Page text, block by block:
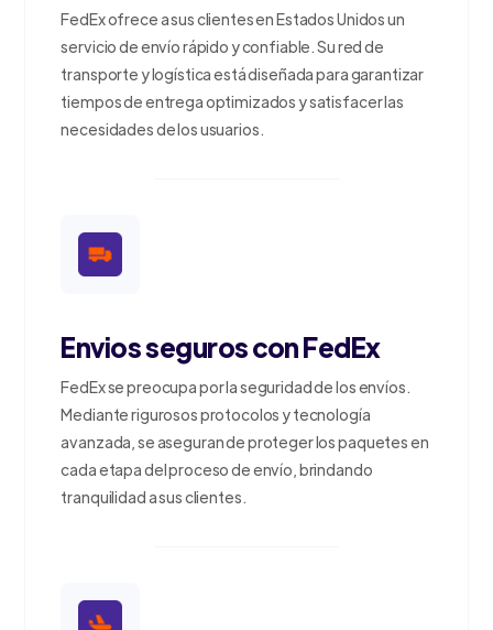
FedEx ofrece a sus clientes en Estados Unidos un
servicio de envío rápido y confiable. Su red de
transporte y logística está diseñada para garantizar
tiempos de entrega optimizados y satisfacer las
necesidades de los usuarios.
Envios seguros con FedEx
FedEx se preocupa por la seguridad de los envíos.
Mediante rigurosos protocolos y tecnología
avanzada, se aseguran de proteger los paquetes en
cada etapa del proceso de envío, brindando
tranquilidad a sus clientes.